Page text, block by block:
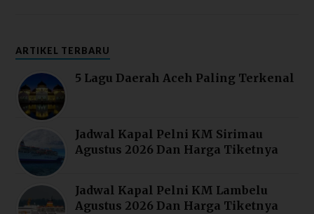
ARTIKEL TERBARU
5 Lagu Daerah Aceh Paling Terkenal
Jadwal Kapal Pelni KM Sirimau
Agustus 2026 Dan Harga Tiketnya
Jadwal Kapal Pelni KM Lambelu
Agustus 2026 Dan Harga Tiketnya